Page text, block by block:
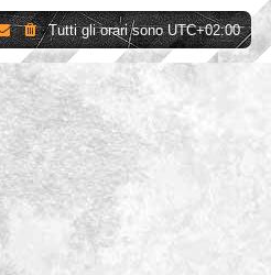
Tutti gli orari sonoUTC+02:00